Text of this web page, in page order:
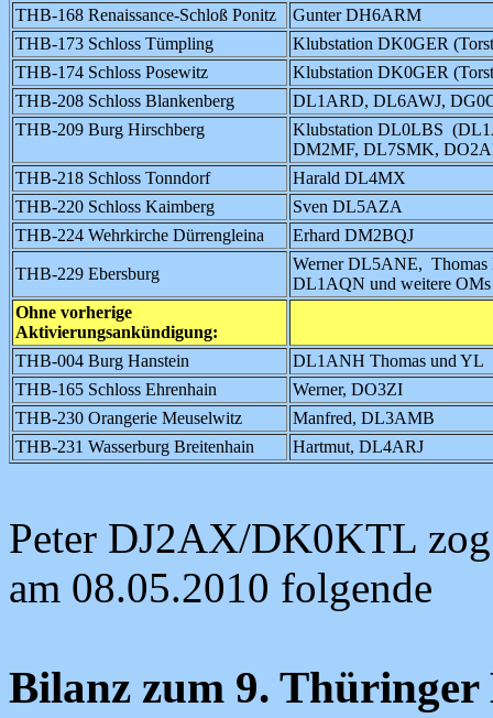
THB-168 Renaissance-Schloß Ponitz
Gunter DH6ARM
THB-173 Schloss Tümpling
Klubstation DK0GER
THB-174 Schloss Posewitz
Klubstation DK0GER
THB-208 Schloss Blankenberg
DL1ARD, DL6AWJ,
THB-209 Burg Hirschberg
Klubstation DL0LBS
DM2MF, DL7SMK,
THB-218 Schloss Tonndorf
Harald DL4MX
THB-220 Schloss Kaimberg
Sven DL5AZA
THB-224 Wehrkirche Dürrengleina
Erhard DM2BQJ
THB-229 Ebersburg
Werner DL5ANE,
DL1AQN und weitere OMs
Ohne vorherige
Aktivierungsankündigung:
THB-004 Burg Hanstein
DL1ANH Thomas und YL
THB-165 Schloss Ehrenhain
Werner, DO3ZI
THB-230 Orangerie Meuselwitz
Manfred, DL3AMB
THB-231 Wasserburg Breitenhain
Hartmut, DL4ARJ
Peter DJ2AX/DK0KTL
am 08.05.2010 folgende
Bilanz zum 9. Thüringer